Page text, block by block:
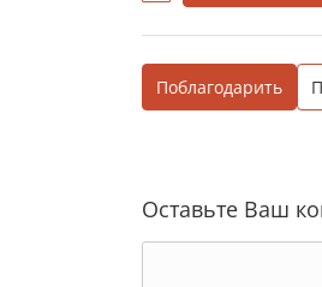
Поблагодарить
Оставьте Ваш